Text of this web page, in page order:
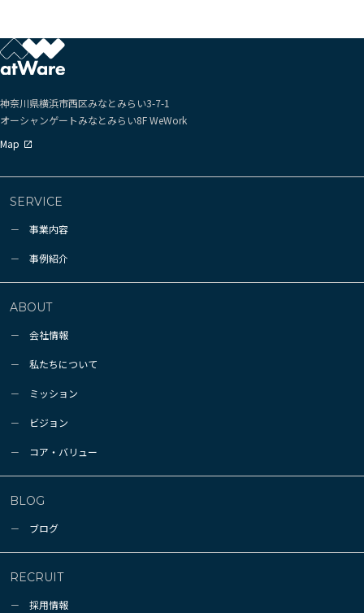
神奈川県横浜市西区みなとみらい3-7-1
オーシャンゲートみなとみらい8F WeWork
Map
SERVICE
事業内容
事例紹介
ABOUT
会社情報
私たちについて
ミッション
ビジョン
コア・バリュー
BLOG
ブログ
RECRUIT
採用情報